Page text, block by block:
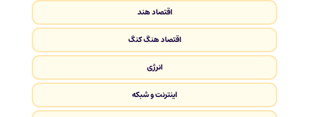
اقتصاد هند
اقتصاد هنگ کنگ
انرژی
اینترنت و شبکه